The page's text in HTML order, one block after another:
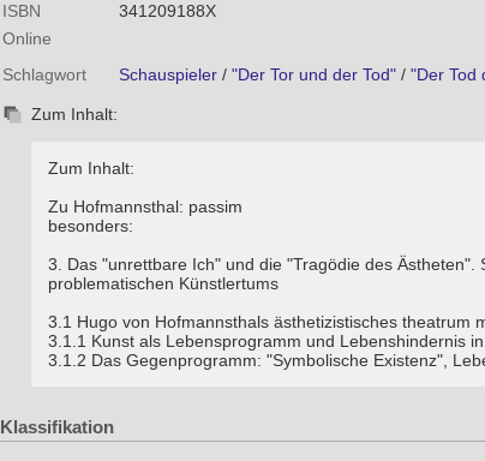
ISBN
341209188X
Online
Schlagwort
Schauspieler/ "Der Tor und der Tod"/ "Der Tod
Zum Inhalt:
Zum Inhalt:
Zu Hofmannsthal: passim
besonders:
3. Das "unrettbare Ich" und die "Tragödie des
problematischen Künstlertums
3.1 Hugo von Hofmannsthals ästhetizistisches theatrum
3.1.1 Kunst als Lebensprogramm und Lebenshindernis
3.1.2 Das Gegenprogramm: "Symbolische Existenz",
Klassifikation